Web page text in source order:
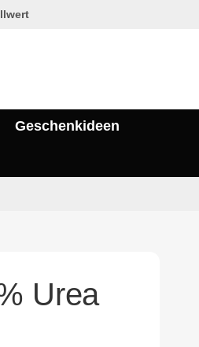
Geschenkideen
Urea